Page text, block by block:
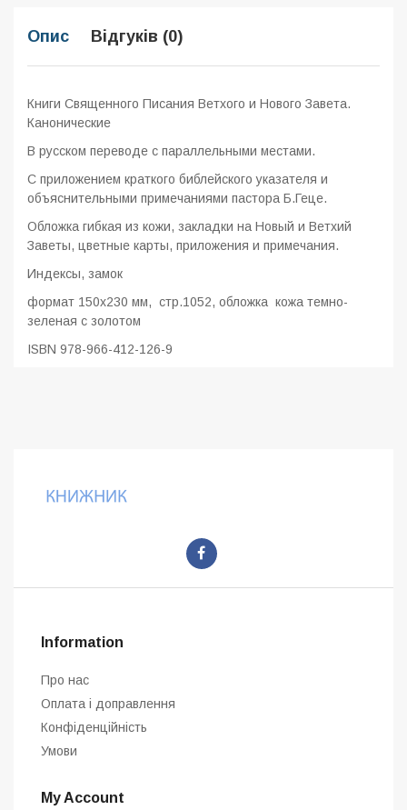
Опис Відгуків (0)
Книги Священного Писания Ветхого и Нового Завета.
Канонические
В русском переводе с параллельными местами.
С приложением краткого библейского указателя и
объяснительными примечаниями пастора Б.Геце.
Обложка гибкая из кожи, закладки на Новый и Ветхий
Заветы, цветные карты, приложения и примечания.
Индексы, замок
формат 150x230 мм, стр.1052, обложка кожа темно-
зеленая с золотом
ISBN 978-966-412-126-9
Information
Про нас
Оплата і доправлення
Конфіденційність
Умови
My Account